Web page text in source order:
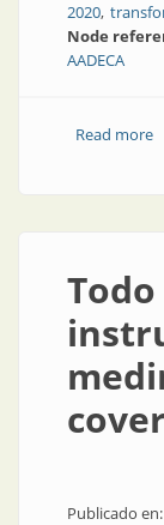
2020
Node
AADECA
Read more
Publicado en: